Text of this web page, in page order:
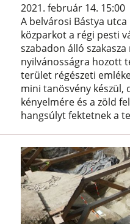
2021. február 14. 15:00
A belvárosi Bástya
közparkot a régi pesti
szabadon álló
nyilvánosságra hozott
terület régészeti
mini tanösvény készül,
kényelmére és a zöld
hangsúlyt fektetnek a